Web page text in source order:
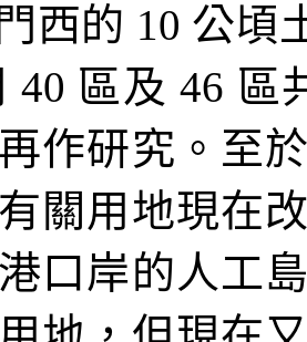
西的 10 公頃
40 區及 46 區
作研究。至
關用地現在
口岸的人工